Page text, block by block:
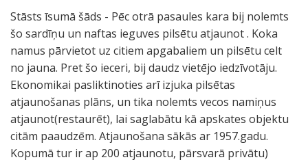
Stāsts īsumā šāds - Pēc otrā pasaules kara bij nolemts
šo sardīņu un naftas ieguves pilsētu atjaunot . Koka
namus pārvietot uz citiem apgabaliem un pilsētu celt
no jauna. Pret šo ieceri, bij daudz vietējo iedzīvotāju.
Ekonomikai pasliktinoties arī izjuka pilsētas
atjaunošanas plāns, un tika nolemts vecos namiņus
atjaunot(restaurēt), lai saglabātu kā apskates objektu
citām paaudzēm. Atjaunošana sākās ar 1957.gadu.
Kopumā tur ir ap 200 atjaunotu, pārsvarā privātu)